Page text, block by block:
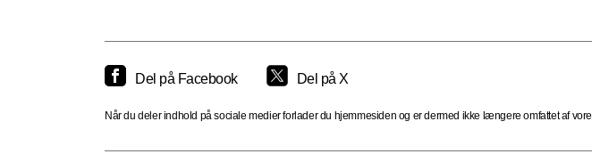
Del på Facebook Del på X
Når du deler indhold på sociale medier forlader du hjemmesiden og er dermed ikke længere omfattet af